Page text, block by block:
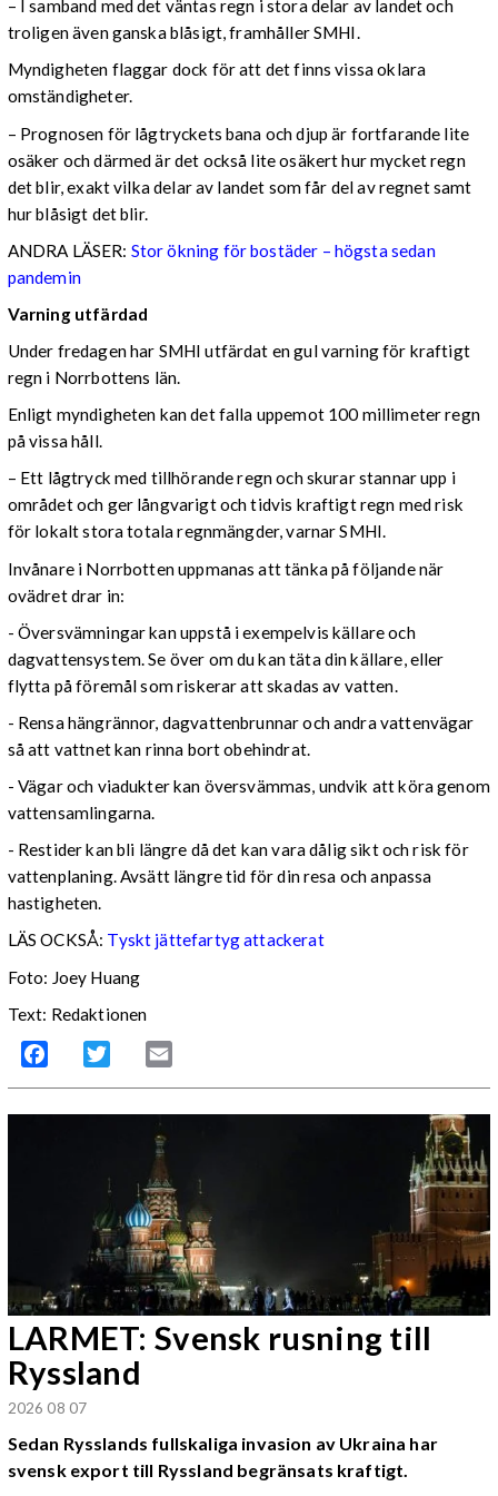
– I samband med det väntas regn i stora delar av landet och
troligen även ganska blåsigt, framhåller SMHI.
Myndigheten flaggar dock för att det finns vissa oklara
omständigheter.
– Prognosen för lågtryckets bana och djup är fortfarande lite
osäker och därmed är det också lite osäkert hur mycket regn
det blir, exakt vilka delar av landet som får del av regnet samt
hur blåsigt det blir.
ANDRA LÄSER: Stor ökning för bostäder – högsta sedan
pandemin
Varning utfärdad
Under fredagen har SMHI utfärdat en gul varning för kraftigt
regn i Norrbottens län.
Enligt myndigheten kan det falla uppemot 100 millimeter regn
på vissa håll.
– Ett lågtryck med tillhörande regn och skurar stannar upp i
området och ger långvarigt och tidvis kraftigt regn med risk
för lokalt stora totala regnmängder, varnar SMHI.
Invånare i Norrbotten uppmanas att tänka på följande när
ovädret drar in:
- Översvämningar kan uppstå i exempelvis källare och
dagvattensystem. Se över om du kan täta din källare, eller
flytta på föremål som riskerar att skadas av vatten.
- Rensa hängrännor, dagvattenbrunnar och andra vattenvägar
så att vattnet kan rinna bort obehindrat.
- Vägar och viadukter kan översvämmas, undvik att köra genom
vattensamlingarna.
- Restider kan bli längre då det kan vara dålig sikt och risk för
vattenplaning. Avsätt längre tid för din resa och anpassa
hastigheten.
LÄS OCKSÅ: Tyskt jättefartyg attackerat
Foto: Joey Huang
Text: Redaktionen
Facebook Twitter
LARMET: Svensk rusning till
Ryssland
2026 08 07
Sedan Rysslands fullskaliga invasion av Ukraina har
svensk export till Ryssland begränsats kraftigt.